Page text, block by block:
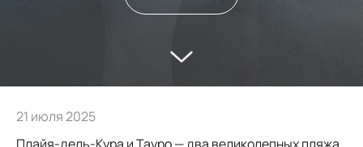
21 июля 2025
Плайя-дель-Кура и Тауро — два великолепных пляжа